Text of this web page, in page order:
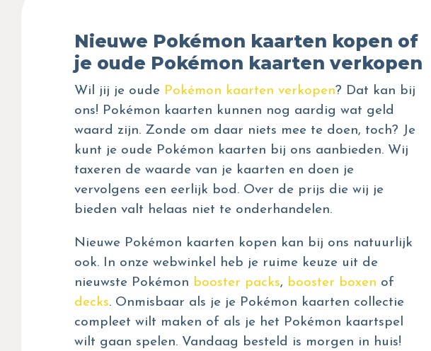
Nieuwe Pokémon kaarten kopen of
je oude Pokémon kaarten verkopen
Wil jij je oude Pokémon kaarten verkopen? Dat kan bij
ons! Pokémon kaarten kunnen nog aardig wat geld
waard zijn. Zonde om daar niets mee te doen, toch? Je
kunt je oude Pokémon kaarten bij ons aanbieden. Wij
taxeren de waarde van je kaarten en doen je
vervolgens een eerlijk bod. Over de prijs die wij je
bieden valt helaas niet te onderhandelen.
Nieuwe Pokémon kaarten kopen kan bij ons natuurlijk
ook. In onze webwinkel heb je ruime keuze uit de
nieuwste Pokémon booster packs, booster boxen of
decks. Onmisbaar als je je Pokémon kaarten collectie
compleet wilt maken of als je het Pokémon kaartspel
wilt gaan spelen. Vandaag besteld is morgen in huis!